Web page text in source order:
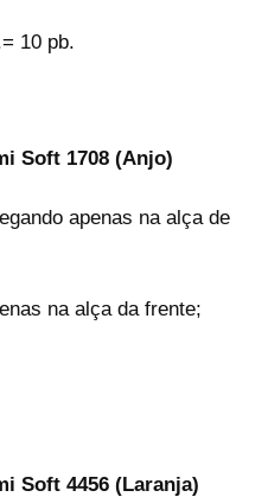
10 pb.
Soft 1708 (Anjo)
apenas na alça de
na alça da frente;
Soft 4456 (Laranja)